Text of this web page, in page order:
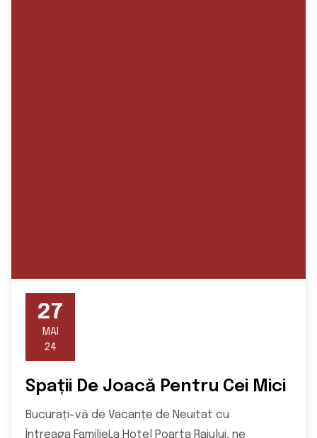
27
MAI
24
Spații De Joacă Pentru Cei Mici
Bucurați-vă de Vacanțe de Neuitat cu
Întreaga FamilieLa Hotel Poarta Raiului, ne